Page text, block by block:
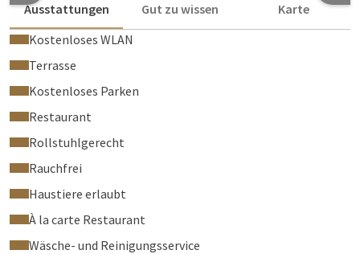
Ausstattungen
Gut zu wissen
Karte
Kostenloses WLAN
Terrasse
Kostenloses Parken
Restaurant
Rollstuhlgerecht
Rauchfrei
Haustiere erlaubt
À la carte Restaurant
Wäsche- und Reinigungsservice